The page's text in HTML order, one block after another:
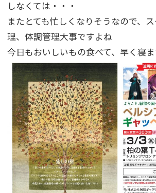
しなくては・・・
またとても忙しくなりそうなので、
理、体調管理大事ですよね
今日もおいしいもの食べて、早く寝ま